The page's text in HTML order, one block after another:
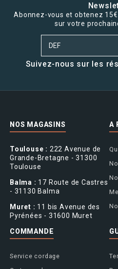
Abonnez-vous et obtenez
sur votre
Suivez-nous sur les
NOS MAGASINS
Toulouse : 222 Avenue de
Grande-Bretagne - 31300
Toulouse
Balma : 17 Route de Castres
- 31130 Balma
Muret : 11 bis Avenue des
Pyrénées - 31600 Muret
A
COMMANDE
Service cordage